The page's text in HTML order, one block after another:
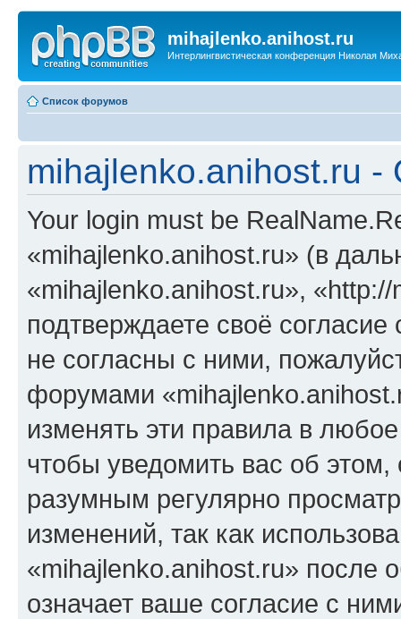
mihajlenko.anihost.ru
Интерлингвистическая конференция Николая
Список форумов
mihajlenko.anihost.ru
Your login must be
«mihajlenko.anihost.ru» (в
«mihajlenko.anihost.ru»,
подтверждаете своё
не согласны с ними,
форумами
изменять эти правила в
чтобы уведомить вас об
разумным регулярно
изменений, так как
«mihajlenko.anihost.ru» после
означает ваше согласие с